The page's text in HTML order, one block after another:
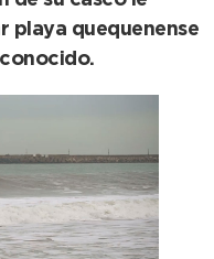
playa quequenense